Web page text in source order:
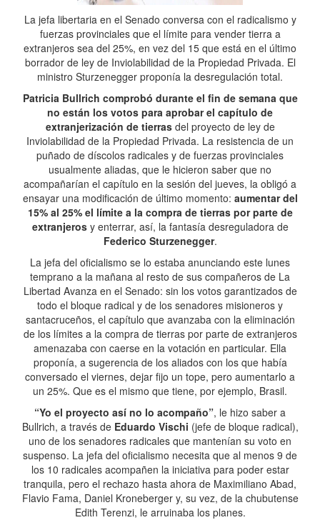
La jefa libertaria en el Senado conversa con el radicalismo y
fuerzas provinciales que el límite para vender tierra a
extranjeros sea del 25%, en vez del 15 que está en el último
borrador de ley de Inviolabilidad de la Propiedad Privada. El
ministro Sturzenegger proponía la desregulación total.
Patricia Bullrich comprobó durante el fin de semana que
no están los votos para aprobar el capítulo de
extranjerización de tierrasdel proyecto de ley de
Inviolabilidad de la Propiedad Privada. La resistencia de un
puñado de díscolos radicales y de fuerzas provinciales
usualmente aliadas, que le hicieron saber que no
acompañarían el capítulo en la sesión del jueves, la obligó a
ensayar una modificación de último momento: aumentar del
15% al 25% el límite a la compra de tierras por parte de
extranjerosy enterrar, así, la fantasía desreguladora de
Federico Sturzenegger.
La jefa del oficialismo se lo estaba anunciando este lunes
temprano a la mañana al resto de sus compañeros de La
Libertad Avanza en el Senado: sin los votos garantizados de
todo el bloque radical y de los senadores misioneros y
santacruceños, el capítulo que avanzaba con la eliminación
de los límites a la compra de tierras por parte de extranjeros
amenazaba con caerse en la votación en particular. Ella
proponía, a sugerencia de los aliados con los que había
conversado el viernes, dejar fijo un tope, pero aumentarlo a
un 25%. Que es el mismo que tiene, por ejemplo, Brasil.
“Yo el proyecto así no lo acompaño”, le hizo saber a
Bullrich, a través de Eduardo Vischi (jefe de bloque radical),
uno de los senadores radicales que mantenían su voto en
suspenso. La jefa del oficialismo necesita que al menos 9 de
los 10 radicales acompañen la iniciativa para poder estar
tranquila, pero el rechazo hasta ahora de Maximiliano Abad,
Flavio Fama, Daniel Kroneberger y, su vez, de la chubutense
Edith Terenzi, le arruinaba los planes.